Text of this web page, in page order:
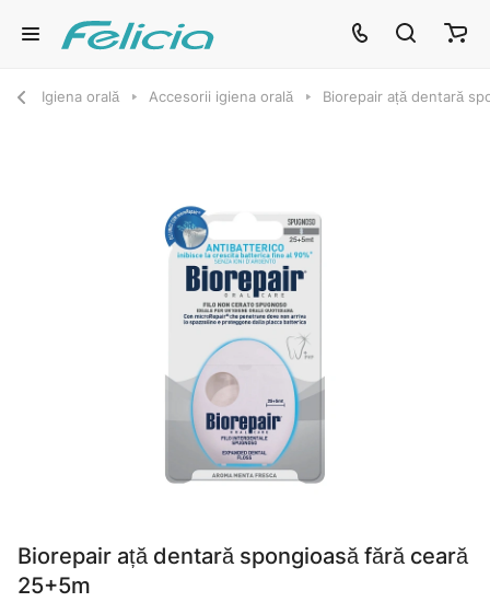
Igiena orală Accesorii igiena orală Biorepair ață dentară
Biorepair ață dentară spongioasă fără ceară
25+5m